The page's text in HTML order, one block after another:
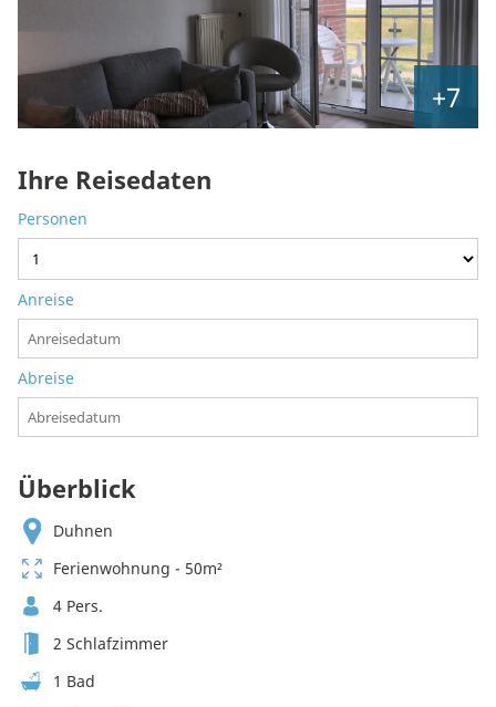
+7
Ihre Reisedaten
Personen
Anreise
Abreise
Überblick
Duhnen
Ferienwohnung - 50m²
4 Pers.
2 Schlafzimmer
1 Bad